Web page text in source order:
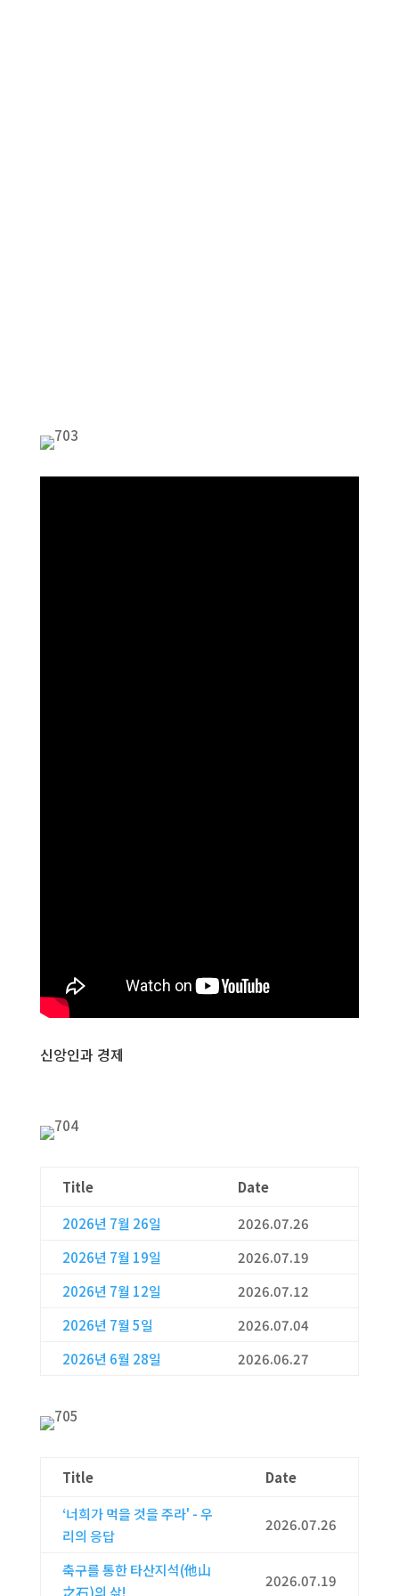
신앙인과 경제
Title
Date
2026년 7월 26일
2026.07.26
2026년 7월 19일
2026.07.19
2026년 7월 12일
2026.07.12
2026년 7월 5일
2026.07.04
2026년 6월 28일
2026.06.27
Title
Date
‘너희가 먹을 것을 주라' - 우
리의 응답
2026.07.26
축구를 통한 타산지석(他山
之石)의 삶!
2026.07.19